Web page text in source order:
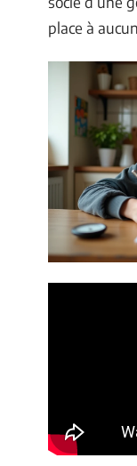
place à